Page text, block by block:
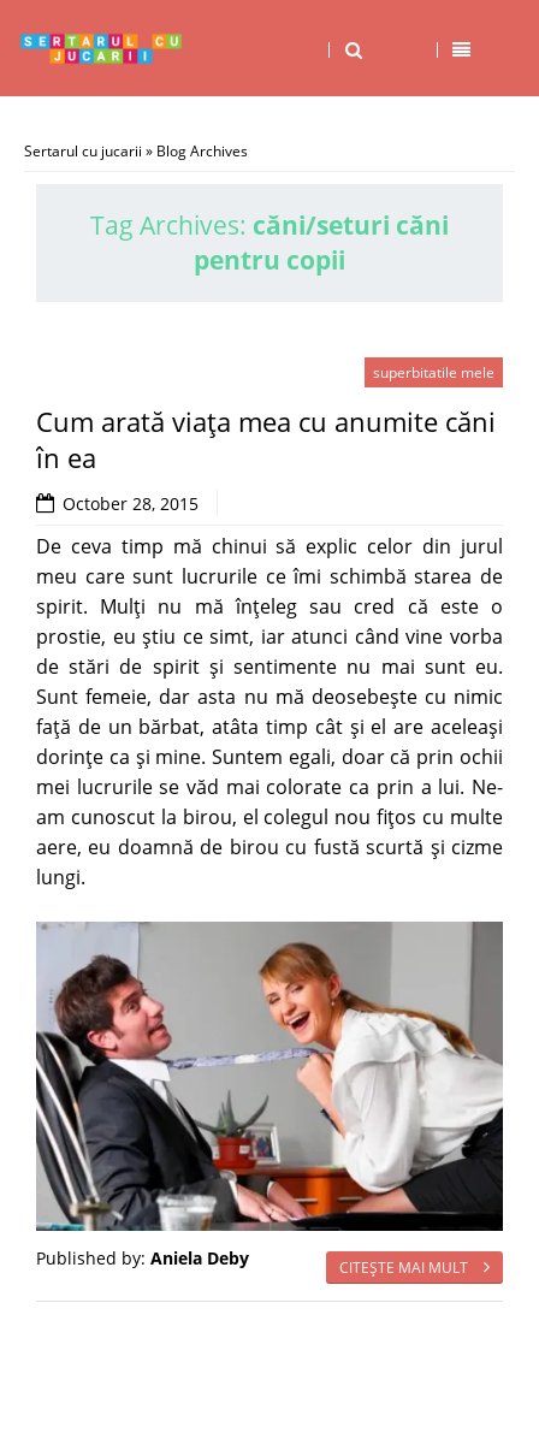
Sertarul cu jucarii » Blog Archives
Tag Archives: căni/seturi căni
pentru copii
superbitatile mele
Cum arată viaţa mea cu anumite căni
în ea
October 28, 2015
De ceva timp mă chinui să explic celor din jurul
meu care sunt lucrurile ce îmi schimbă starea de
spirit. Mulţi nu mă înţeleg sau cred că este o
prostie, eu ştiu ce simt, iar atunci când vine vorba
de stări de spirit şi sentimente nu mai sunt eu.
Sunt femeie, dar asta nu mă deosebeşte cu nimic
faţă de un bărbat, atâta timp cât şi el are aceleaşi
dorinţe ca şi mine. Suntem egali, doar că prin ochii
mei lucrurile se văd mai colorate ca prin a lui. Ne-
am cunoscut la birou, el colegul nou fiţos cu multe
aere, eu doamnă de birou cu fustă scurtă şi cizme
lungi.
CITEŞTE MAI MULT
Published by: Aniela Deby